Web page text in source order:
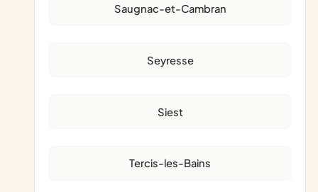
Saugnac-et-Cambran
Seyresse
Siest
Tercis-les-Bains